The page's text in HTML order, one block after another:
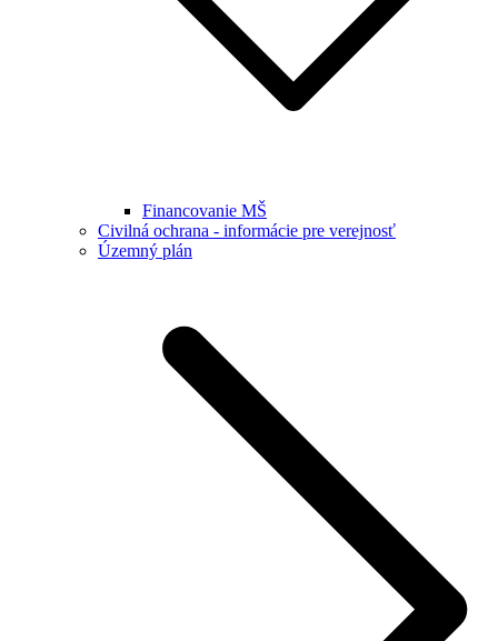
Financovanie MŠ
Civilná ochrana - informácie pre verejnosť
Územný plán